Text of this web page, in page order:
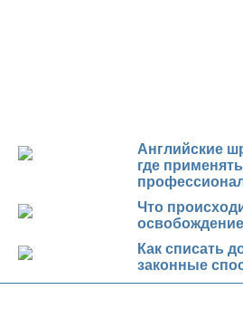
Английские
где
Что
Как списать
законные